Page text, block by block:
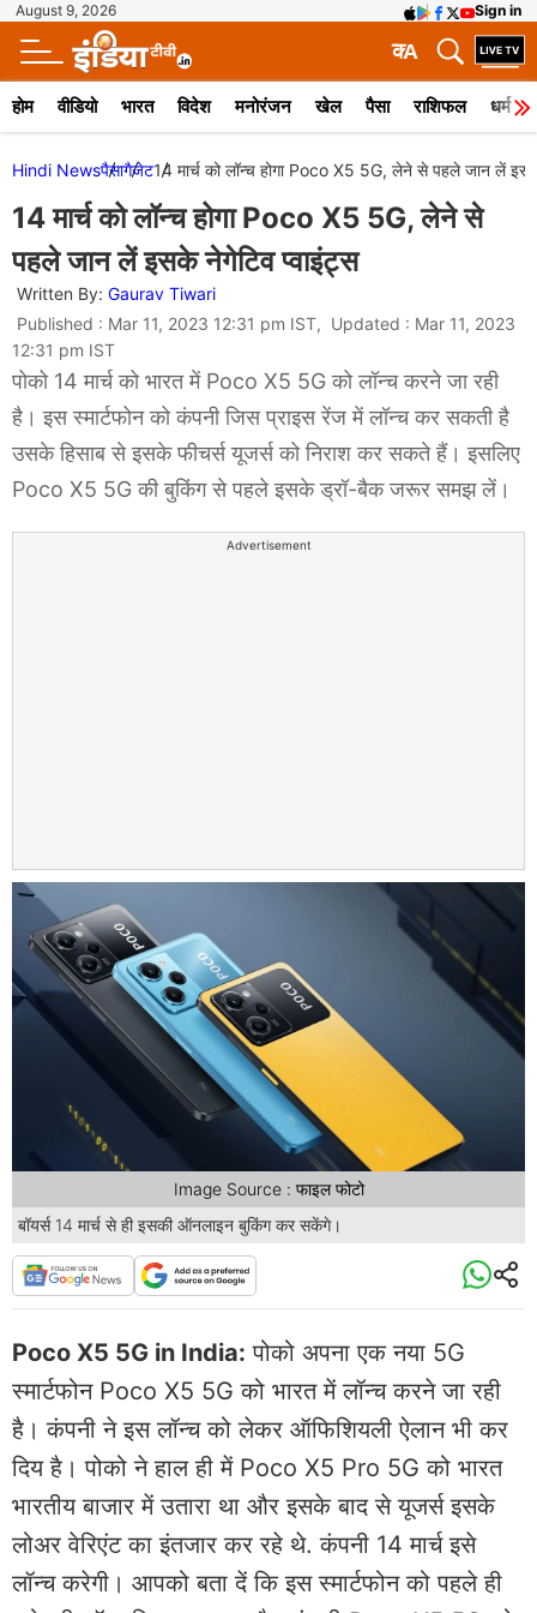
August 9, 2026 Sign in
A
क
होम वीडियो भारत विदेश मनोरंजन खेल पैसा राशिफल धर्म
Hindi Newsपैसागैजेट14 मार्च को लॉन्च होगा Poco X5 5G, लेने से पहले जान लें
14 मार्च को लॉन्च होगा Poco X5 5G, लेने से
पहले जान लें इसके नेगेटिव प्वाइंट्स
Written By: Gaurav Tiwari
Published : Mar 11, 2023 12:31 pm IST, Updated : Mar 11, 2023
12:31 pm IST
पोको 14 मार्च को भारत में Poco X5 5G को लॉन्च करने जा रही
है। इस स्मार्टफोन को कंपनी जिस प्राइस रेंज में लॉन्च कर सकती है
उसके हिसाब से इसके फीचर्स यूजर्स को निराश कर सकते हैं। इसलिए
Poco X5 5G की बुकिंग से पहले इसके ड्रॉ-बैक जरूर समझ लें।
Advertisement
बॉयर्स 14 मार्च से ही इसकी ऑनलाइन बुकिंग कर सकेंगे।
Image Source : फाइल फोटो
Poco X5 5G in India: पोको अपना एक नया 5G
स्मार्टफोन Poco X5 5G को भारत में लॉन्च करने जा रही
है। कंपनी ने इस लॉन्च को लेकर ऑफिशियली ऐलान भी कर
दिय है। पोको ने हाल ही में Poco X5 Pro 5G को भारत
भारतीय बाजार में उतारा था और इसके बाद से यूजर्स इसके
लोअर वेरिएंट का इंतजार कर रहे थे. कंपनी 14 मार्च इसे
लॉन्च करेगी। आपको बता दें कि इस स्मार्टफोन को पहले ही